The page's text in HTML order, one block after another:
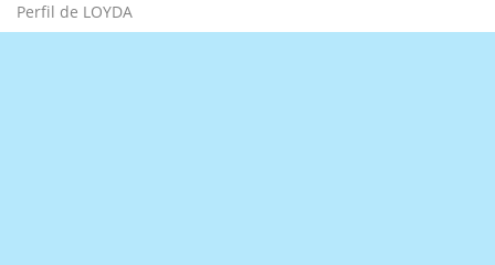
Perfil de LOYDA